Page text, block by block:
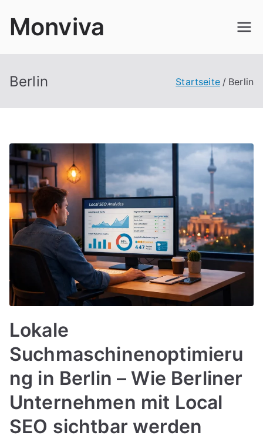
InhaltMonviva
Berlin Startseite Berlin
Lokale
Suchmaschinenoptimieru
ng in Berlin – Wie Berliner
Unternehmen mit Local
SEO sichtbar werden